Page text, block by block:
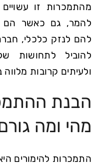
מהתמכרות זו
להמר, גם כאשר הם
להם לנזק כלכלי,
להוביל לתחושות
ולעיתים קרובות
הבנת
מהי ומה
התמכרות להימורים